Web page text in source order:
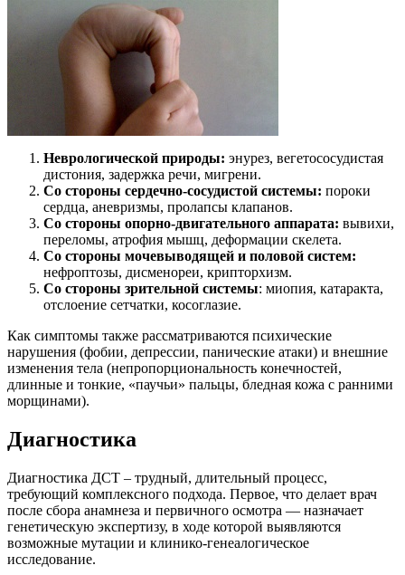
Неврологической природы: энурез, вегетососудистая
дистония, задержка речи, мигрени.
Со стороны сердечно-сосудистой системы: пороки
сердца, аневризмы, пролапсы клапанов.
Со стороны опорно-двигательного аппарата: вывихи,
переломы, атрофия мышц, деформации скелета.
Со стороны мочевыводящей и половой систем:
нефроптозы, дисменореи, крипторхизм.
Со стороны зрительной системы: миопия, катаракта,
отслоение сетчатки, косоглазие.
Как симптомы также рассматриваются психические
нарушения (фобии, депрессии, панические атаки) и внешние
изменения тела (непропорциональность конечностей,
длинные и тонкие, «паучьи» пальцы, бледная кожа с ранними
морщинами).
Диагностика
Диагностика ДСТ – трудный, длительный процесс,
требующий комплексного подхода. Первое, что делает врач
после сбора анамнеза и первичного осмотра — назначает
генетическую экспертизу, в ходе которой выявляются
возможные мутации и клинико-генеалогическое
исследование.